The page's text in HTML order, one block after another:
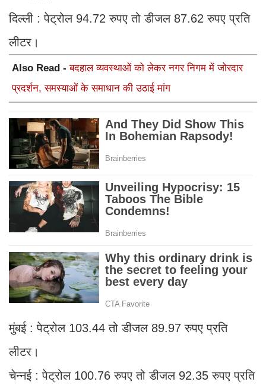
दिल्ली : पेट्रोल 94.72 रुपए तो डीजल 87.62 रुपए प्रति
लीटर।
Also Read -बदहाल व्यवस्थाओं को लेकर नगर निगम में जोरदार
प्रदर्शन, समस्याओं के समाधान की उठाई मांग
मुंबई : पेट्रोल 103.44 तो डीजल 89.97 रुपए प्रति
लीटर।
चेन्नई : पेट्रोल 100.76 रुपए तो डीजल 92.35 रुपए प्रति